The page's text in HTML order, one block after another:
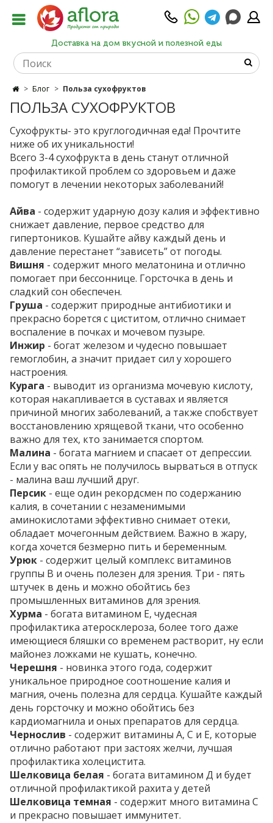
Доставка на дом вкусной и полезной еды
Блог Польза сухофруктов
ПОЛЬЗА СУХОФРУКТОВ
Сухофрукты- это круглогодичная еда! Прочтите
ниже об их уникальности!
Всего 3-4 сухофрукта в день станут отличной
профилактикой проблем со здоровьем и даже
помогут в лечении некоторых заболеваний!
Айва - содержит ударную дозу калия и эффективно
снижает давление, первое средство для
гипертоников. Кушайте айву каждый день и
давление перестанет “зависеть” от погоды.
Вишня - содержит много мелатонина и отлично
помогает при бессоннице. Горсточка в день и
сладкий сон обеспечен.
Груша - содержит природные антибиотики и
прекрасно борется с циститом, отлично снимает
воспаление в почках и мочевом пузыре.
Инжир - богат железом и чудесно повышает
гемоглобин, а значит придает сил у хорошего
настроения.
Курага - выводит из организма мочевую кислоту,
которая накапливается в суставах и является
причиной многих заболеваний, а также спобствует
восстановлению хрящевой ткани, что особенно
важно для тех, кто занимается спортом.
Малина - богата магнием и спасает от депрессии.
Если у вас опять не получилось вырваться в отпуск
- малина ваш лучший друг.
Персик - еще один рекордсмен по содержанию
калия, в сочетании с незаменимыми
аминокислотами эффективно снимает отеки,
обладает мочегонным действием. Важно в жару,
когда хочется безмерно пить и беременным.
Урюк - содержит целый комплекс витаминов
группы В и очень полезен для зрения. Три - пять
штучек в день и можно обойтись без
промышленных витаминов для зрения.
Хурма - богата витамином Е, чудесная
профилактика атеросклероза, более того даже
имеющиеся бляшки со временем растворит, ну если
майонез ложками не кушать, конечно.
Черешня - новинка этого года, содержит
уникальное природное соотношение калия и
магния, очень полезна для сердца. Кушайте каждый
день горсточку и можно обойтись без
кардиомагнила и оных препаратов для сердца.
Чернослив - содержит витамины А, С и Е, которые
отлично работают при застоях желчи, лучшая
профилактика холецистита.
Шелковица белая - богата витамином Д и будет
отличной профилактикой рахита у детей
Шелковица темная - содержит много витамина С
и прекрасно повышает иммунитет.